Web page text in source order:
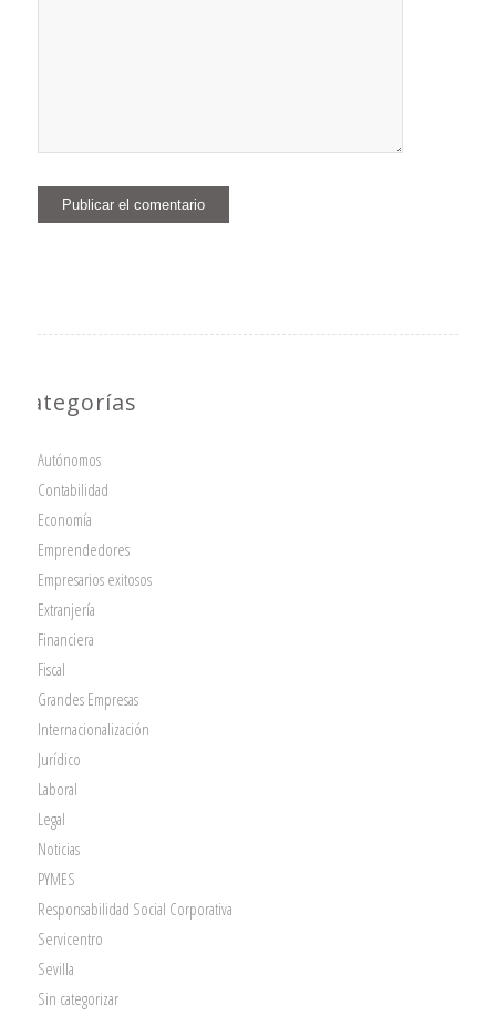
Categorías
Autónomos
Contabilidad
Economía
Emprendedores
Empresarios exitosos
Extranjería
Financiera
Fiscal
Grandes Empresas
Internacionalización
Jurídico
Laboral
Legal
Noticias
PYMES
Responsabilidad Social Corporativa
Servicentro
Sevilla
Sin categorizar